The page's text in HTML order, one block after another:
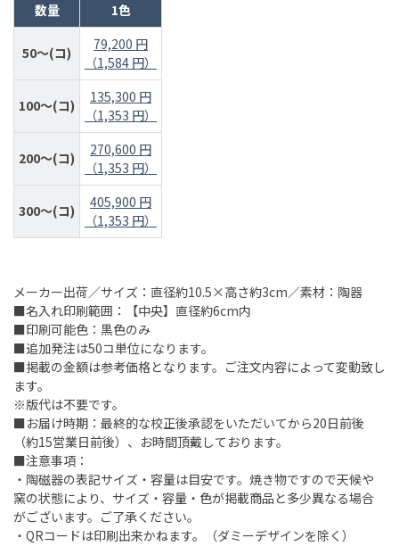
数量 1色
50～(コ)
79,200 円
（1,584 円）
100～(コ)
135,300 円
（1,353 円）
200～(コ)
270,600 円
（1,353 円）
300～(コ)
405,900 円
（1,353 円）
メーカー出荷／サイズ：直径約10.5×高さ約3cm／素材：陶器
■名入れ印刷範囲：【中央】直径約6cm内
■印刷可能色：黒色のみ
■追加発注は50コ単位になります。
■掲載の金額は参考価格となります。ご注文内容によって変動致し
ます。
※版代は不要です。
■お届け時期：最終的な校正後承認をいただいてから20日前後
（約15営業日前後）、お時間頂戴しております。
■注意事項：
・陶磁器の表記サイズ・容量は目安です。焼き物ですので天候や
窯の状態により、サイズ・容量・色が掲載商品と多少異なる場合
がございます。ご了承ください。
・QRコードは印刷出来かねます。（ダミーデザインを除く）